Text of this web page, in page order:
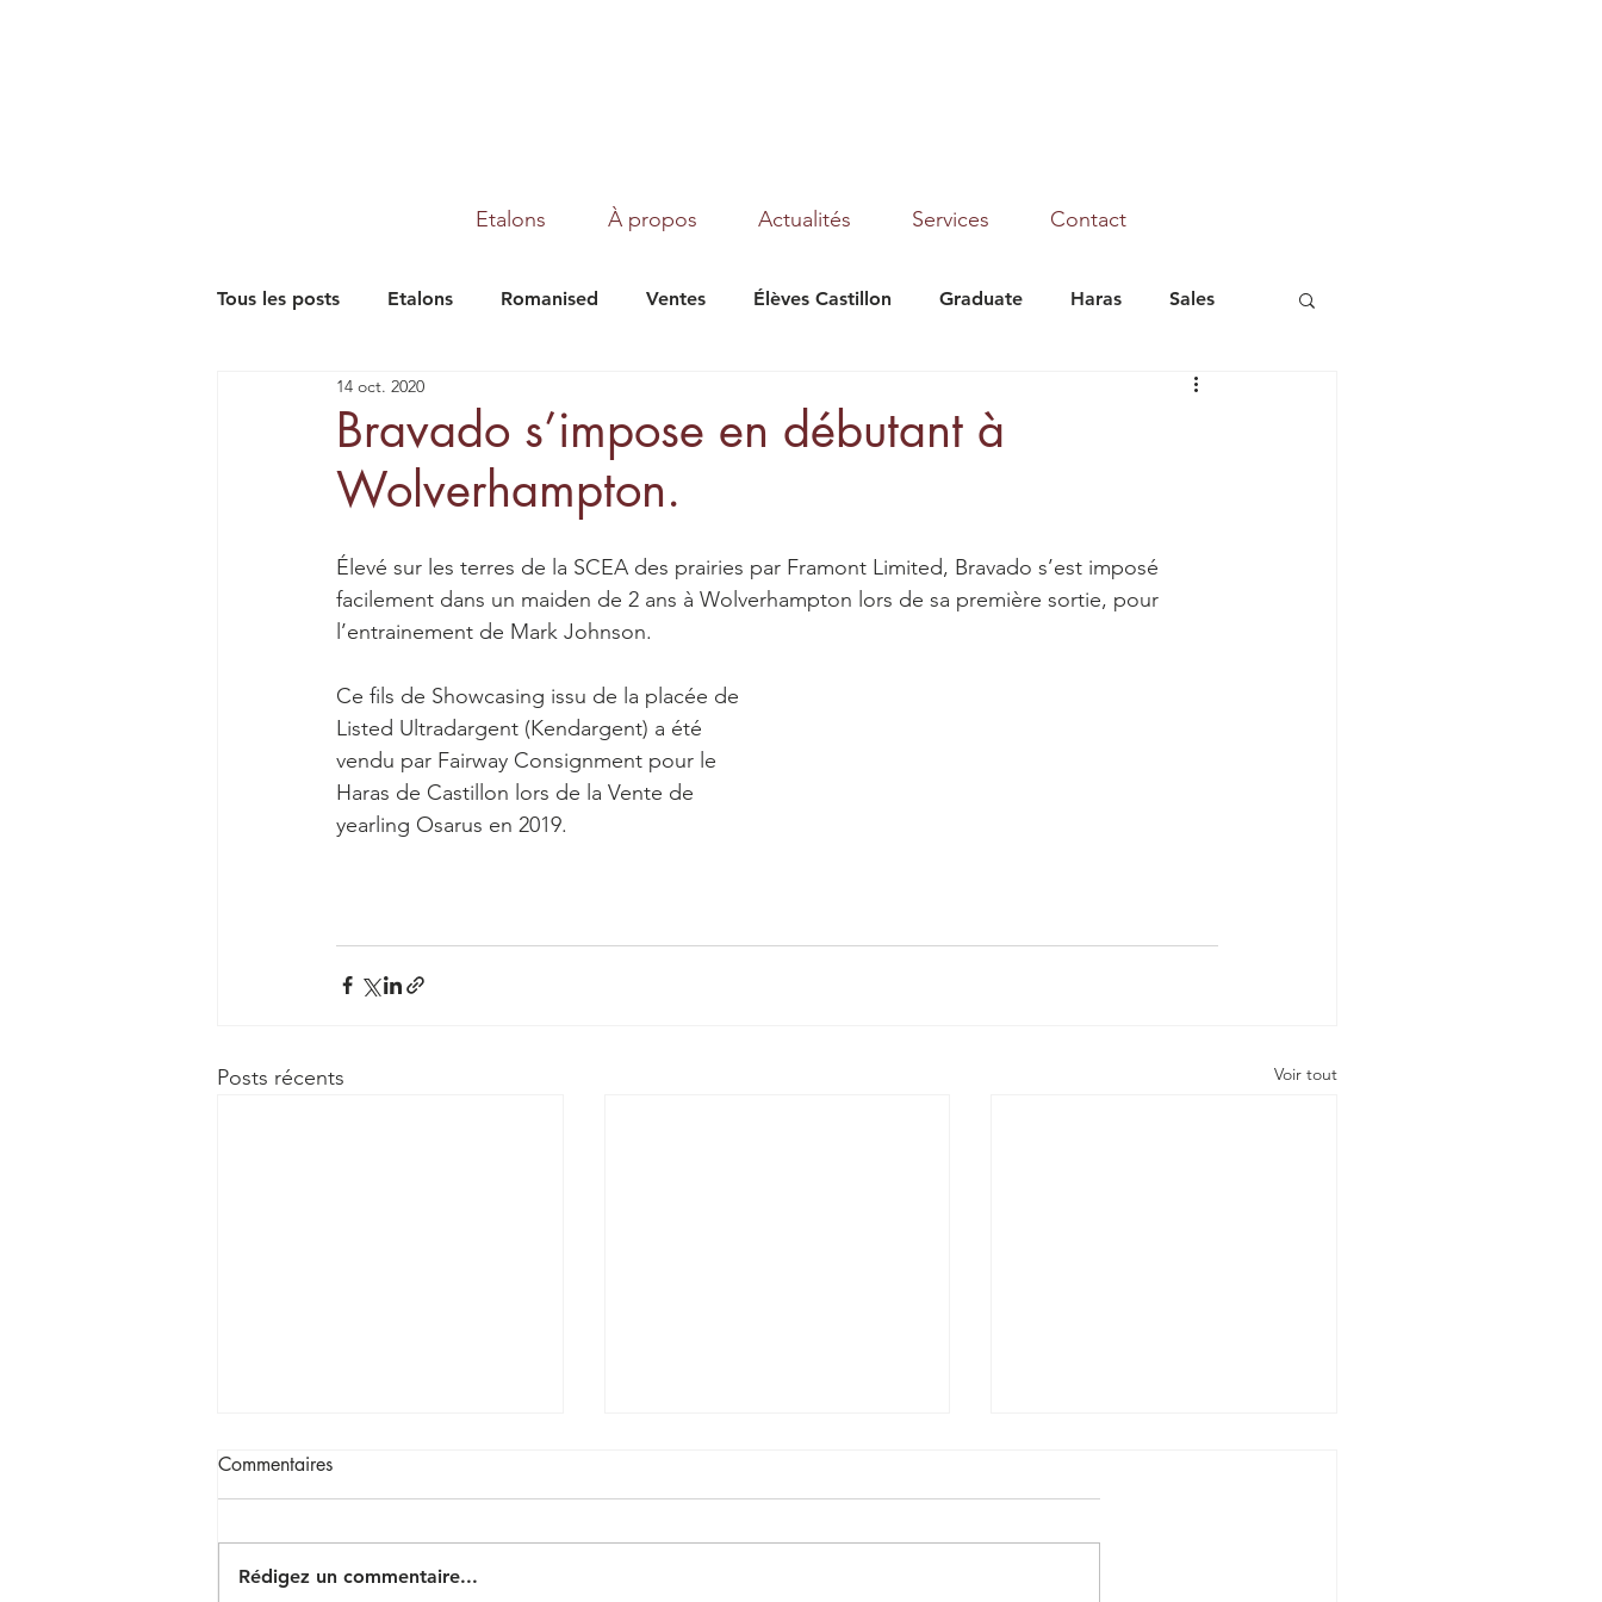
Etalons À propos Actualités Services Contact
Tous les posts Etalons Romanised Ventes Élèves Castillon Graduate Haras Sales
Partenaires Farm Marhaba Ya Sanafi
Bravado s’impose en débutant à
Wolverhampton.
14 oct. 2020
Élevé sur les terres de la SCEA des prairies par Framont Limited, Bravado s’est imposé
facilement dans un maiden de 2 ans à Wolverhampton lors de sa première sortie, pour
l’entrainement de Mark Johnson.
Ce fils de Showcasing issu de la placée de
Listed Ultradargent (Kendargent) a été
vendu par Fairway Consignment pour le
Haras de Castillon lors de la Vente de
yearling Osarus en 2019.
Posts récents Voir tout
Commentaires
Rédigez un commentaire...